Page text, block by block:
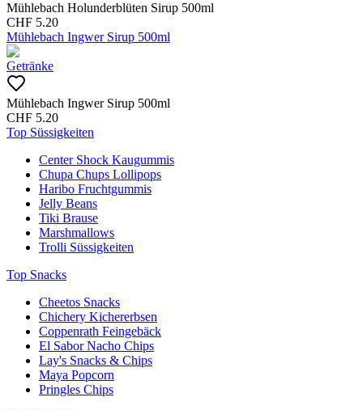
Mühlebach Holunderblüten Sirup 500ml
CHF 5.20
Mühlebach Ingwer Sirup 500ml
Getränke
Mühlebach Ingwer Sirup 500ml
CHF 5.20
Top Süssigkeiten
Center Shock Kaugummis
Chupa Chups Lollipops
Haribo Fruchtgummis
Jelly Beans
Tiki Brause
Marshmallows
Trolli Süssigkeiten
Top Snacks
Cheetos Snacks
Chichery Kichererbsen
Coppenrath Feingebäck
El Sabor Nacho Chips
Lay's Snacks & Chips
Maya Popcorn
Pringles Chips